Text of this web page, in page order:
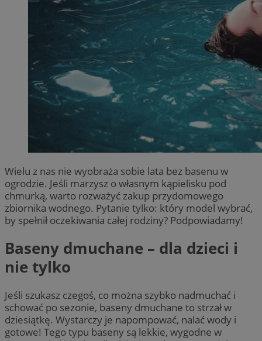
Wielu z nas nie wyobraża sobie lata bez basenu w
ogrodzie. Jeśli marzysz o własnym kąpielisku pod
chmurką, warto rozważyć zakup przydomowego
zbiornika wodnego. Pytanie tylko: który model wybrać,
by spełnił oczekiwania całej rodziny? Podpowiadamy!
Baseny dmuchane – dla dzieci i
nie tylko
Jeśli szukasz czegoś, co można szybko nadmuchać i
schować po sezonie, baseny dmuchane to strzał w
dziesiątkę. Wystarczy je napompować, nalać wody i
gotowe! Tego typu baseny są lekkie, wygodne w